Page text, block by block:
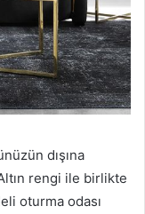
dışına
rengi ile birlikte
oturma odası